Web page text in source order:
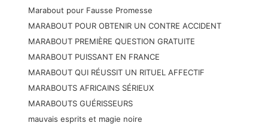
Marabout pour Fausse Promesse
MARABOUT POUR OBTENIR UN CONTRE ACCIDENT
MARABOUT PREMIÈRE QUESTION GRATUITE
MARABOUT PUISSANT EN FRANCE
MARABOUT QUI RÉUSSIT UN RITUEL AFFECTIF
MARABOUTS AFRICAINS SÉRIEUX
MARABOUTS GUÉRISSEURS
mauvais esprits et magie noire